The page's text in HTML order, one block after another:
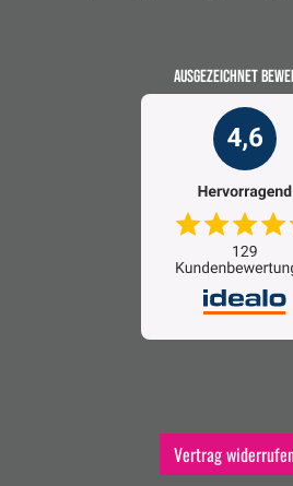
AUSGEZEICHNET
Vertrag